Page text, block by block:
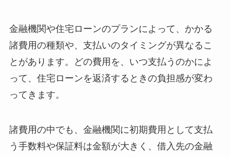
金融機関や住宅ローンのプランによって、かかる
諸費用の種類や、支払いのタイミングが異なるこ
とがあります。どの費用を、いつ支払うのかによ
って、住宅ローンを返済するときの負担感が変わ
ってきます。
諸費用の中でも、金融機関に初期費用として支払
う手数料や保証料は金額が大きく、借入先の金融